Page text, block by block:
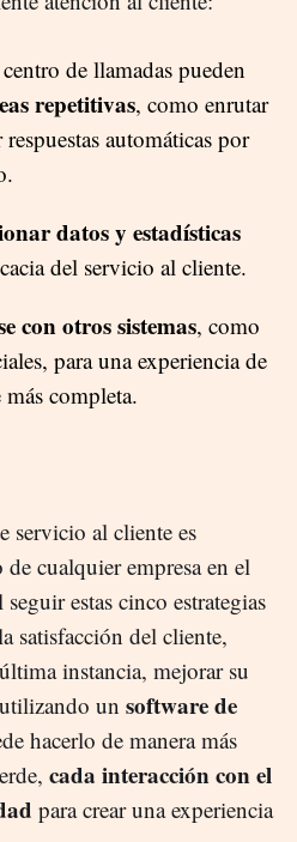
de llamadas pueden
repetitivas, como enrutar
automáticas por
datos y estadísticas
del servicio al cliente.
con otros sistemas, como
para una experiencia de
completa.
servicio al cliente es
cualquier empresa en el
estas cinco estrategias
satisfacción del cliente,
instancia, mejorar su
un software de
hacerlo de manera más
cada interacción con el
para crear una experiencia